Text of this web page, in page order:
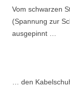
Vom schwarzen
(Spannung zur
ausgepinnt …
… den